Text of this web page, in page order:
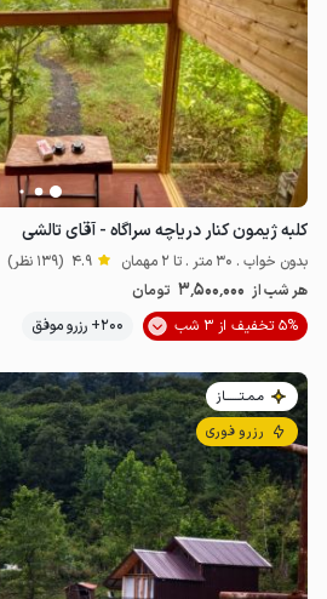
3میلیون ت 4.9
کلبه ژیمون کنار دریاچه سراگاه - آقای تالشی
بدون خواب . 30 متر . تا 2 مهمان 4.9 (139 نظر)
هر شب از 3٬500٬000 تومان
5% تخفیف از 3 شب
200+ رزرو موفق
مـمـتــــــاز
رزرو فوری